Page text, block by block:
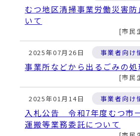
むつ地区清掃事業労働災害
いて
市民
2025年07月26日 事業者向け
事業所などから出るごみの処
市民
2025年01月14日 事業者向け
入札公告 令和7年度むつ市
運搬等業務委託について